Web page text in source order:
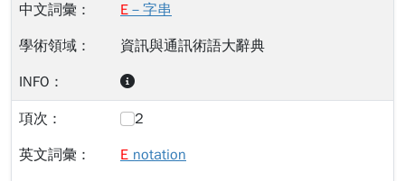
E －字串
資訊與通訊術語大辭典
2
E notation